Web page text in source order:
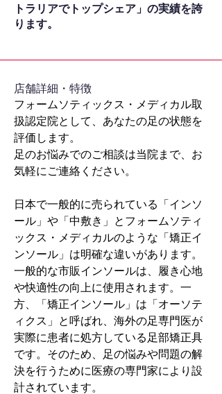
トラリアでトップシェア」の実績を誇
ります。
​店舗詳細・特徴
フォームソティックス・メディカル取
扱認定院として、あなたの足の状態を
評価します。
足のお悩みでのご相談は当院まで、お
気軽にご連絡ください。
日本で一般的に売られている「インソ
ール」や「中敷き」とフォームソティ
ックス・メディカルのような「矯正イ
ンソール」は明確な違いがあります。
一般的な市販インソールは、履き心地
や快適性の向上に使用されます。一
方、「矯正インソール」は「オーソテ
ィクス」と呼ばれ、海外の足専門医が
実際に患者に処方している足部矯正具
です。そのため、足の悩みや問題の解
決を行うために医療の専門家により設
計されています。